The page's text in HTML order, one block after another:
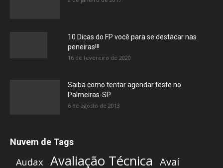
10 Dicas do FP você para se destacar nas
peneiras!!!
16 de fevereiro de 2020
Saiba como tentar agendar teste no
Palmeiras-SP
6 de agosto de 2013
Nuvem de Tags
Audax Avaliação Técnica Avaí